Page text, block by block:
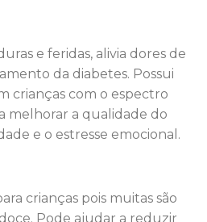
e feridas, alivia dores de
da diabetes. Possui
crianças com o espectro
melhorar a qualidade do
e o estresse emocional.
crianças pois muitas são
Pode ajudar a reduzir